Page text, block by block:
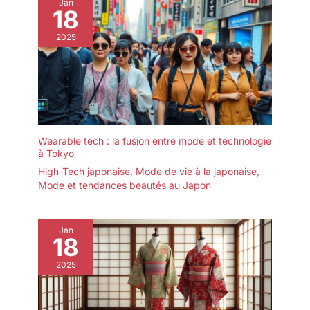
Jan
18
2025
Wearable tech : la fusion entre mode et technologie
à Tokyo
High-Tech japonaise, Mode de vie à la japonaise,
Mode et tendances beautés au Japon
Jan
18
2025